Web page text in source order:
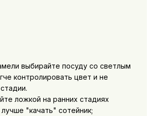
выбирайте посуду со светлым
контролировать цвет и не
ложкой на ранних стадиях
"качать" сотейник;